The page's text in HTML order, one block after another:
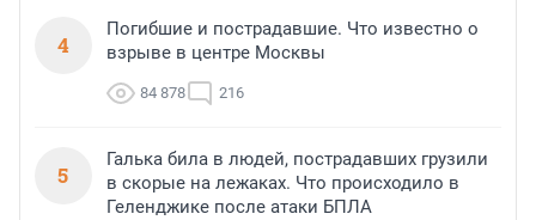
4
Погибшие и пострадавшие. Что известно о
взрыве в центре Москвы
84 878 216
5
Галька била в людей, пострадавших грузили
в скорые на лежаках. Что происходило в
Геленджике после атаки БПЛА